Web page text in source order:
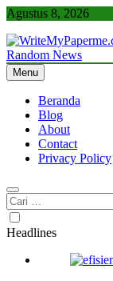
Skip
content
Agustus 8, 2026
Bisnis, Kuliner,
Random News
Menu
Beranda
Blog
About
Contact
Privacy Policy
Cari
untuk:
Headlines